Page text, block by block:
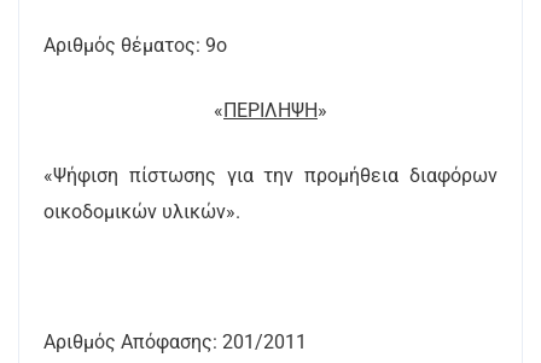
Αριθμός θέματος: 9ο
«ΠΕΡΙΛΗΨΗ»
«Ψήφιση πίστωσης για την προμήθεια διαφόρων
οικοδομικών υλικών».
Αριθμός Απόφασης: 201/2011